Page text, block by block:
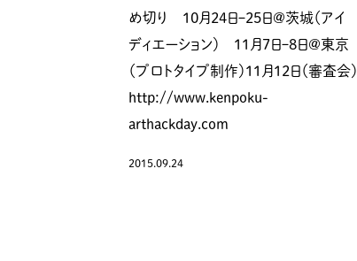
め切り 10月24日ｰ25日@茨城（アイ
ディエーション） 11月7日ｰ8日@東京
（プロトタイプ制作）11月12日（審査会）
http://www.kenpoku-
arthackday.com
2015.09.24